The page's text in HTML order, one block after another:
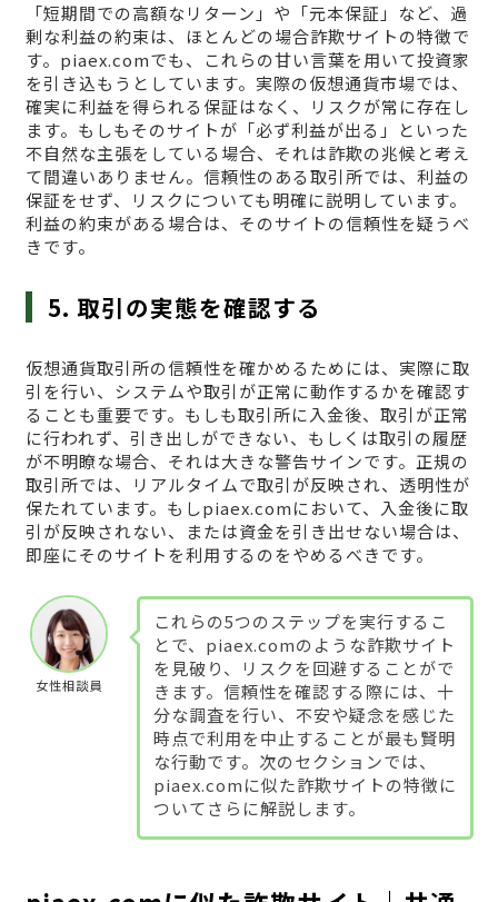
「短期間での高額なリターン」や「元本保証」など、過
剰な利益の約束は、ほとんどの場合詐欺サイトの特徴で
す。piaex.comでも、これらの甘い言葉を用いて投資家
を引き込もうとしています。実際の仮想通貨市場では、
確実に利益を得られる保証はなく、リスクが常に存在し
ます。もしもそのサイトが「必ず利益が出る」といった
不自然な主張をしている場合、それは詐欺の兆候と考え
て間違いありません。信頼性のある取引所では、利益の
保証をせず、リスクについても明確に説明しています。
利益の約束がある場合は、そのサイトの信頼性を疑うべ
きです。
5. 取引の実態を確認する
仮想通貨取引所の信頼性を確かめるためには、実際に取
引を行い、システムや取引が正常に動作するかを確認す
ることも重要です。もしも取引所に入金後、取引が正常
に行われず、引き出しができない、もしくは取引の履歴
が不明瞭な場合、それは大きな警告サインです。正規の
取引所では、リアルタイムで取引が反映され、透明性が
保たれています。もしpiaex.comにおいて、入金後に取
引が反映されない、または資金を引き出せない場合は、
即座にそのサイトを利用するのをやめるべきです。
女性相談員
これらの5つのステップを実行するこ
とで、piaex.comのような詐欺サイト
を見破り、リスクを回避することがで
きます。信頼性を確認する際には、十
分な調査を行い、不安や疑念を感じた
時点で利用を中止することが最も賢明
な行動です。次のセクションでは、
piaex.comに似た詐欺サイトの特徴に
ついてさらに解説します。